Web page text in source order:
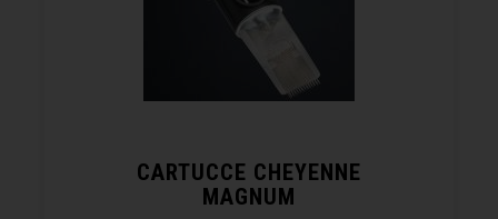
CARTUCCE CHEYENNE
MAGNUM